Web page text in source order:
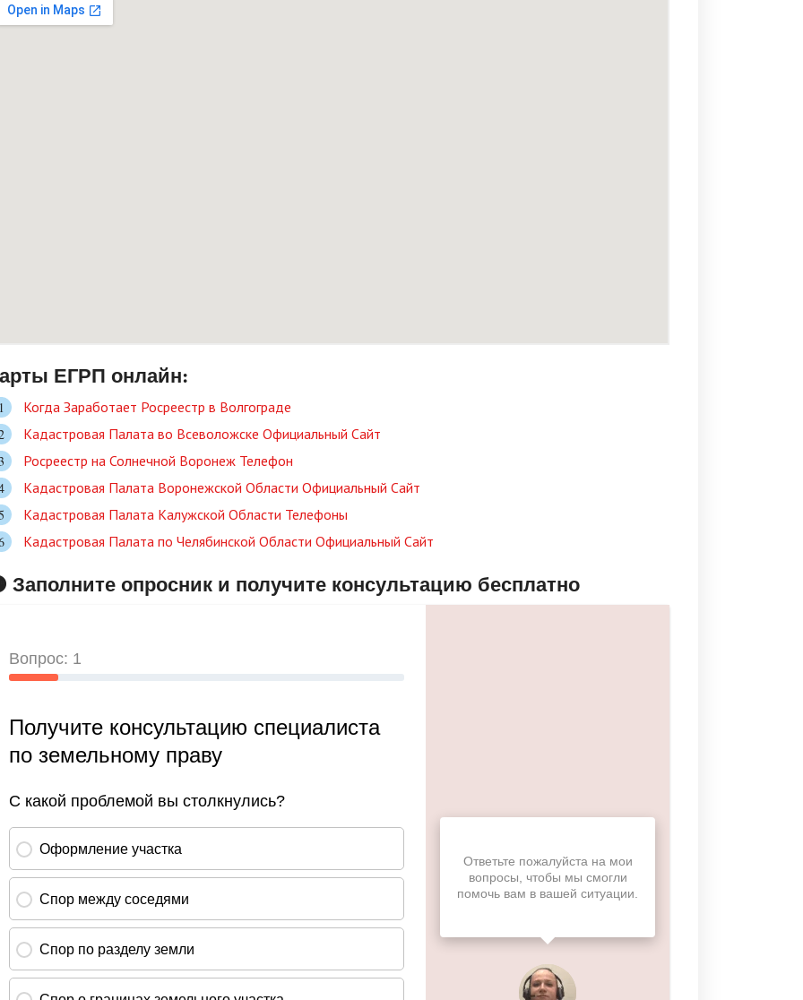
ЕГРП онлайн:
Когда Заработает Росреестр в Волгограде
Кадастровая Палата во Всеволожске Официальный Сайт
Росреестр на Солнечной Воронеж Телефон
Кадастровая Палата Воронежской Области Официальный Сайт
Кадастровая Палата Калужской Области Телефоны
Кадастровая Палата по Челябинской Области Официальный Сайт
Заполните опросник и получите консультацию бесплатно